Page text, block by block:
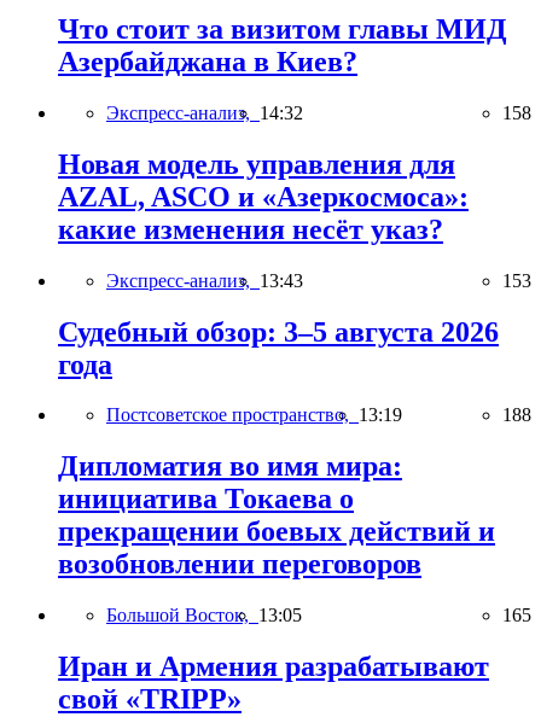
Что стоит за визитом главы МИД
Азербайджана в Киев?
Экспресс-анализ, 14:32 158
Новая модель управления для
AZAL, ASCO и «Азеркосмоса»:
какие изменения несёт указ?
Экспресс-анализ, 13:43 153
Судебный обзор: 3–5 августа 2026
года
Постсоветское пространство, 13:19 188
Дипломатия во имя мира:
инициатива Токаева о
прекращении боевых действий и
возобновлении переговоров
Большой Восток, 13:05 165
Иран и Армения разрабатывают
свой «TRIPP»